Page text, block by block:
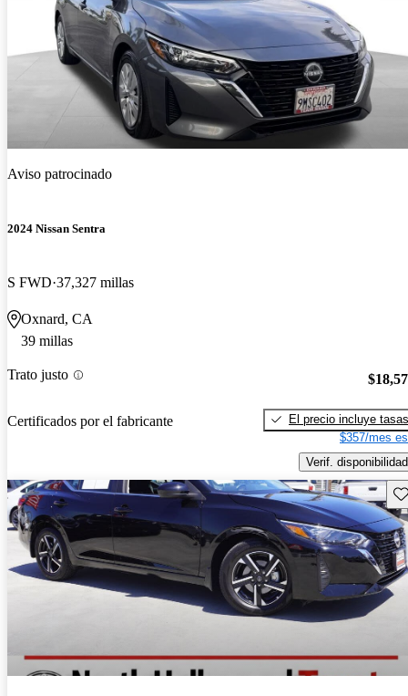
Aviso patrocinado
2024 Nissan Sentra
S FWD 37,327 millas
Oxnard, CA
39 millas
Trato justo
Certificados por el fabricante
El precio incluye tasas
$357/mes
Verif. disponibilidad